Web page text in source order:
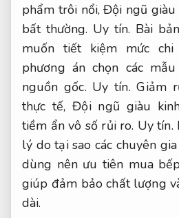
phẩm trôi nổi,Đội ngũ giàu
bất thường. Uy tín. Bài
muốn tiết kiệm mức
phương án chọn các
nguồn gốc. Uy tín. Giảm
thực tế,Đội ngũ giàu
tiềm ẩn vô số rủi ro. Uy tín.
lý do tại sao các chuyên
dùng nên ưu tiên mua
giúp đảm bảo chất lượng
dài.